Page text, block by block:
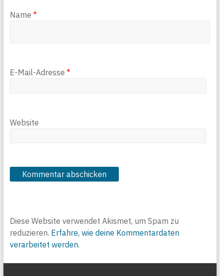
Name *
E-Mail-Adresse *
Website
Diese Website verwendet Akismet, um Spam zu
reduzieren. Erfahre, wie deine Kommentardaten
verarbeitet werden.